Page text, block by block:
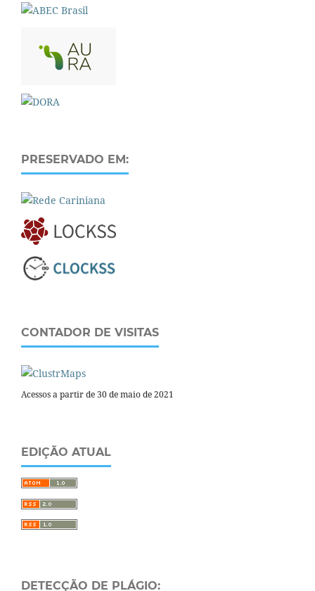
PRESERVADO EM:
CONTADOR DE VISITAS
Acessos a partir de 30 de maio de 2021
EDIÇÃO ATUAL
DETECÇÃO DE PLÁGIO: